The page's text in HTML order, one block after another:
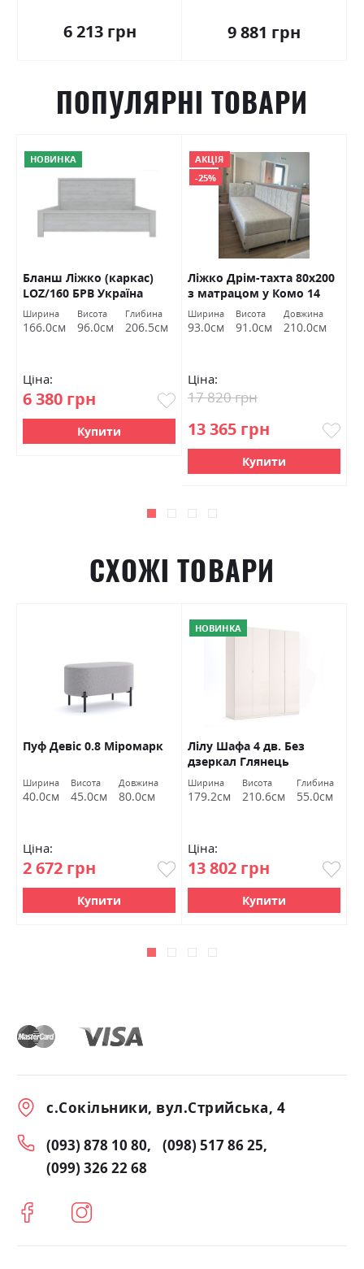
6 213 грн 9 881 грн
ПОПУЛЯРНІ ТОВАРИ
НОВИНКА
Бланш Ліжко (каркас)
LOZ/160 БРВ Україна
Ширина
166.0см
Висота
96.0см
Глибина
206.5см
Ціна:
6 380 грн
Купити
АКЦІЯ
-25%
Ліжко Дрім-тахта 80х200
з матрацом у Комо 14
ВНД Луцьк Акція
Ширина
93.0см
Висота
91.0см
Довжина
210.0см
Ціна:
13 365 грн
17 820 грн
Купити
СХОЖІ ТОВАРИ
Пуф Девіс 0.8 Міромарк
Ширина
40.0см
Висота
45.0см
Довжина
80.0см
Ціна:
2 672 грн
Купити
НОВИНКА
Лілу Шафа 4 дв. Без
дзеркал Глянець
Кашемір Міромарк
Ширина
179.2см
Висота
210.6см
Глибина
55.0см
Ціна:
13 802 грн
Купити
с.Сокільники, вул.Стрийська, 4
(093) 878 10 80
(098) 517 86 25
(099) 326 22 68